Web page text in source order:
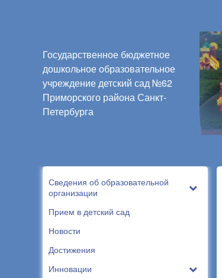
Государственное бюджетное
дошкольное образовательное
учреждение детский сад №62
Приморского района Санкт-
Петербурга
Сведения об образовательной
организации
Прием в детский сад
Новости
Достижения
Инновации